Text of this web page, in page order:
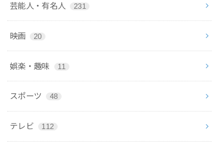
芸能人・有名人 231
映画 20
娯楽・趣味 11
スポーツ 48
テレビ 112